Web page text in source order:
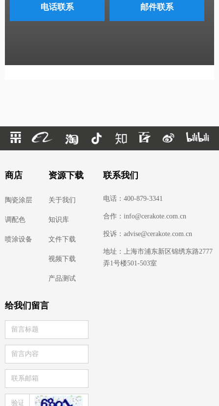
邮件联系
电话联系
商店
陶瓷涂层
调配色
喷涂设备
资源下载
关于我们
知识库
文件下载
视频下载
产品测试
给我们留言
联系我们
电话：400-879-3341
合作：info@cerakote.com.cn
投诉：advise@cerakote.com.cn
地址：上海市浦东新区锦绣东路2777
弄1号楼501-503室